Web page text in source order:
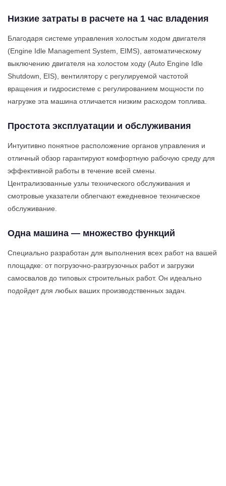
Низкие затраты в расчете на 1 час владения
Благодаря системе управления холостым ходом двигателя
(Engine Idle Management System, EIMS), автоматическому
выключению двигателя на холостом ходу (Auto Engine Idle
Shutdown, EIS), вентилятору с регулируемой частотой
вращения и гидросистеме с регулированием мощности по
нагрузке эта машина отличается низким расходом топлива.
Простота эксплуатации и обслуживания
Интуитивно понятное расположение органов управления и
отличный обзор гарантируют комфортную рабочую среду для
эффективной работы в течение всей смены.
Централизованные узлы технического обслуживания и
смотровые указатели облегчают ежедневное техническое
обслуживание.
Одна машина — множество функций
Специально разработан для выполнения всех работ на вашей
площадке: от погрузочно-разгрузочных работ и загрузки
самосвалов до типовых строительных работ. Он идеально
подойдет для любых ваших производственных задач.